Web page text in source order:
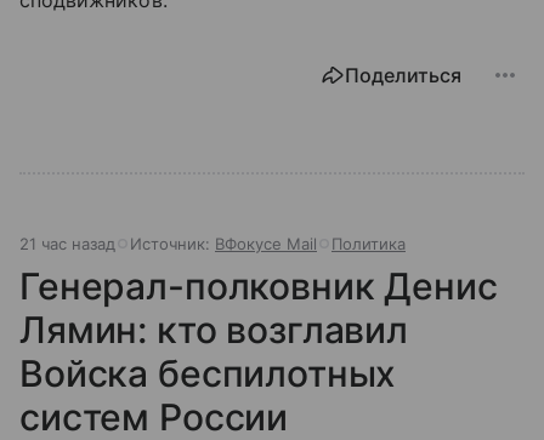
Поделиться
21 час назад Источник: ВФокусе Mail Политика
Генерал-полковник Денис
Лямин: кто возглавил
Войска беспилотных
систем России